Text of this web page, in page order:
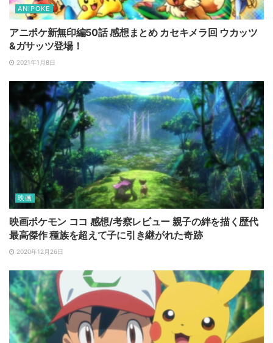
ANIPOKE
アニポケ新無印編50話 感想まとめ カセキメラ回 ウカッツ
&ガサッツ登場！
2021年1月8日
映画
映画ポケモン ココ 感想/考察レビュー 親子の絆を描く歴代
最高傑作 種族を超えて子に引き継がれた奇跡
2020年12月26日